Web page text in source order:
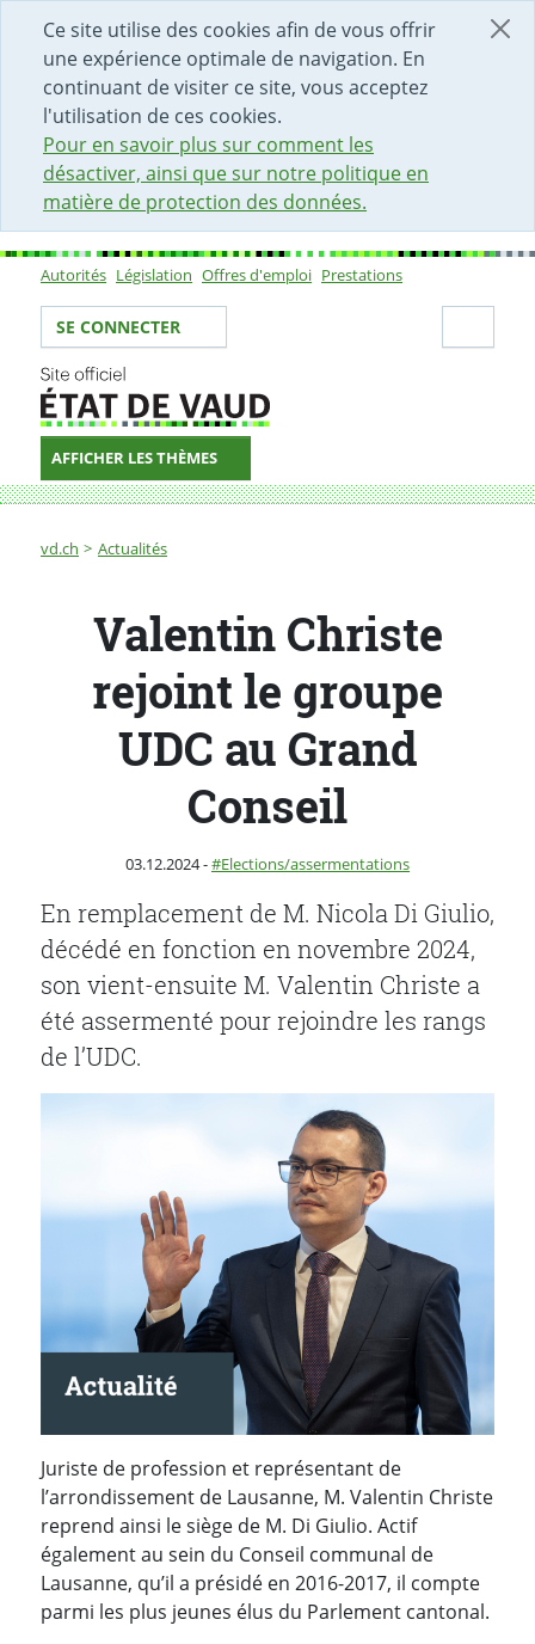
Ce site utilise des cookies afin de vous offrir
une expérience optimale de navigation. En
continuant de visiter ce site, vous acceptez
l'utilisation de ces cookies.
Pour en savoir plus sur comment les
désactiver, ainsi que sur notre politique en
matière de protection des données.
DÉBUT DU CONTENU DE LA PAGE
ACCÈS AU CHAMP DE RECHERCHE
PAGE D'ACCUEIL
FORMULAIRE DE CONTACT
Sous-navigation
Autorités Législation Offres d'emploi Prestations
Votre identité
SE CONNECTER
AFFICHER LES THÈMES
Fil d'Ariane
vd.ch Actualités
Valentin Christe rejoint le groupe UDC au Grand
Valentin Christe
rejoint le groupe
UDC au Grand
Conseil
Publié le
03.12.2024-Catégorie :
Elections/assermentations
En remplacement de M. Nicola Di Giulio,
décédé en fonction en novembre 2024,
son vient-ensuite M. Valentin Christe a
été assermenté pour rejoindre les rangs
de l’UDC.
Juriste de profession et représentant de
l’arrondissement de Lausanne, M. Valentin Christe
reprend ainsi le siège de M. Di Giulio. Actif
également au sein du Conseil communal de
Lausanne, qu’il a présidé en 2016-2017, il compte
parmi les plus jeunes élus du Parlement cantonal.